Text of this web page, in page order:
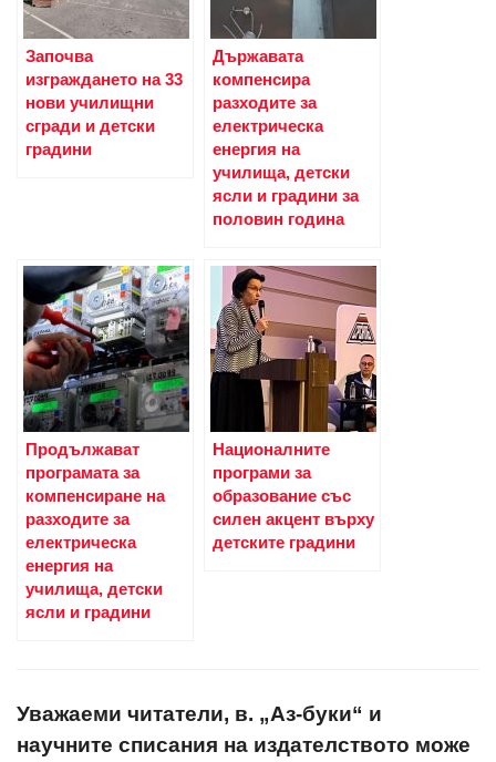
Започва
изграждането на 33
нови училищни
сгради и детски
градини
Държавата
компенсира
разходите за
електрическа
енергия на
училища, детски
ясли и градини за
половин година
Продължават
програмата за
компенсиране на
разходите за
електрическа
енергия на
училища, детски
ясли и градини
Националните
програми за
образование със
силен акцент върху
детските градини
Уважаеми читатели, в. „Аз-буки“ и
научните списания на издателството може